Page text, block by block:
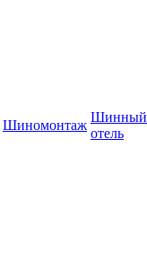
Шиномонтаж
Шинный
отель